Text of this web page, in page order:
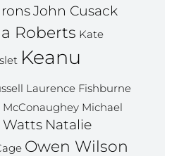
John Cusack
Roberts Kate
Keanu
Laurence Fishburne
Michael
Watts Natalie
Owen Wilson